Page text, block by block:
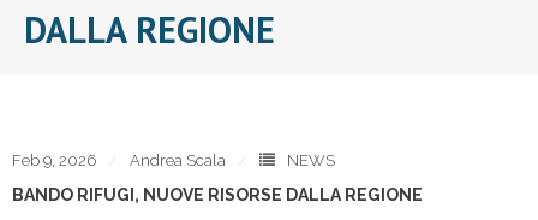
DALLA REGIONE
Feb 9, 2026 Andrea Scala NEWS
BANDO RIFUGI, NUOVE RISORSE DALLA REGIONE